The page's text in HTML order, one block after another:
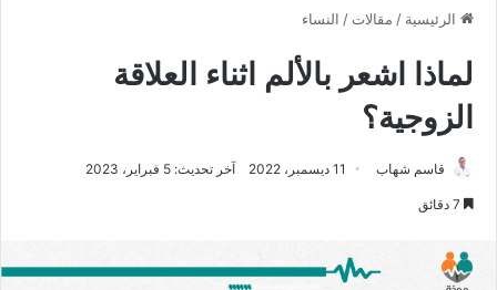
الرئيسية / مقالات / النساء
لماذا اشعر بالألم اثناء العلاقة
الزوجية؟
قاسم شهاب 11 ديسمبر، 2022 آخر تحديث: 5 فبراير، 2023